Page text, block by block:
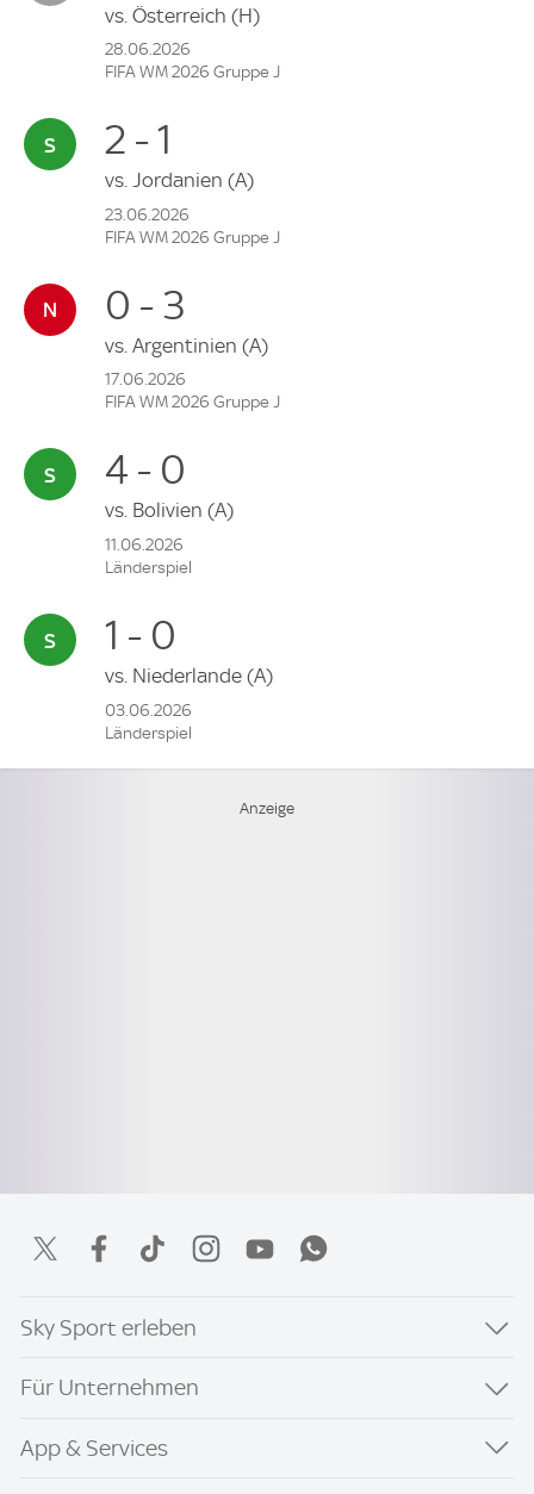
vs. Österreich (H)
28.06.2026
FIFA WM 2026 Gruppe J
2 - 1
vs. Jordanien (A)
23.06.2026
FIFA WM 2026 Gruppe J
0 - 3
vs. Argentinien (A)
17.06.2026
FIFA WM 2026 Gruppe J
4 - 0
vs. Bolivien (A)
11.06.2026
Länderspiel
1 - 0
vs. Niederlande (A)
03.06.2026
Länderspiel
Sky Sport erleben
Für Unternehmen
App & Services